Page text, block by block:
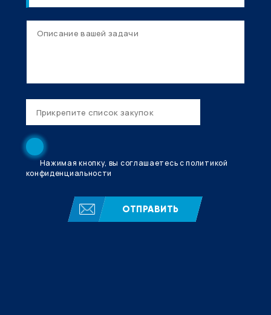
Нажимая кнопку, вы соглашаетесь с политикой
конфиденциальности
ОТПРАВИТЬ